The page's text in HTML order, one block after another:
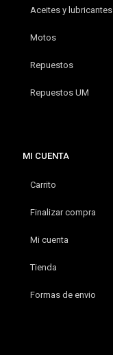
Aceites y lubricantes
Motos
Repuestos
Repuestos UM
MI CUENTA
Carrito
Finalizar compra
Mi cuenta
Tienda
Formas de envio